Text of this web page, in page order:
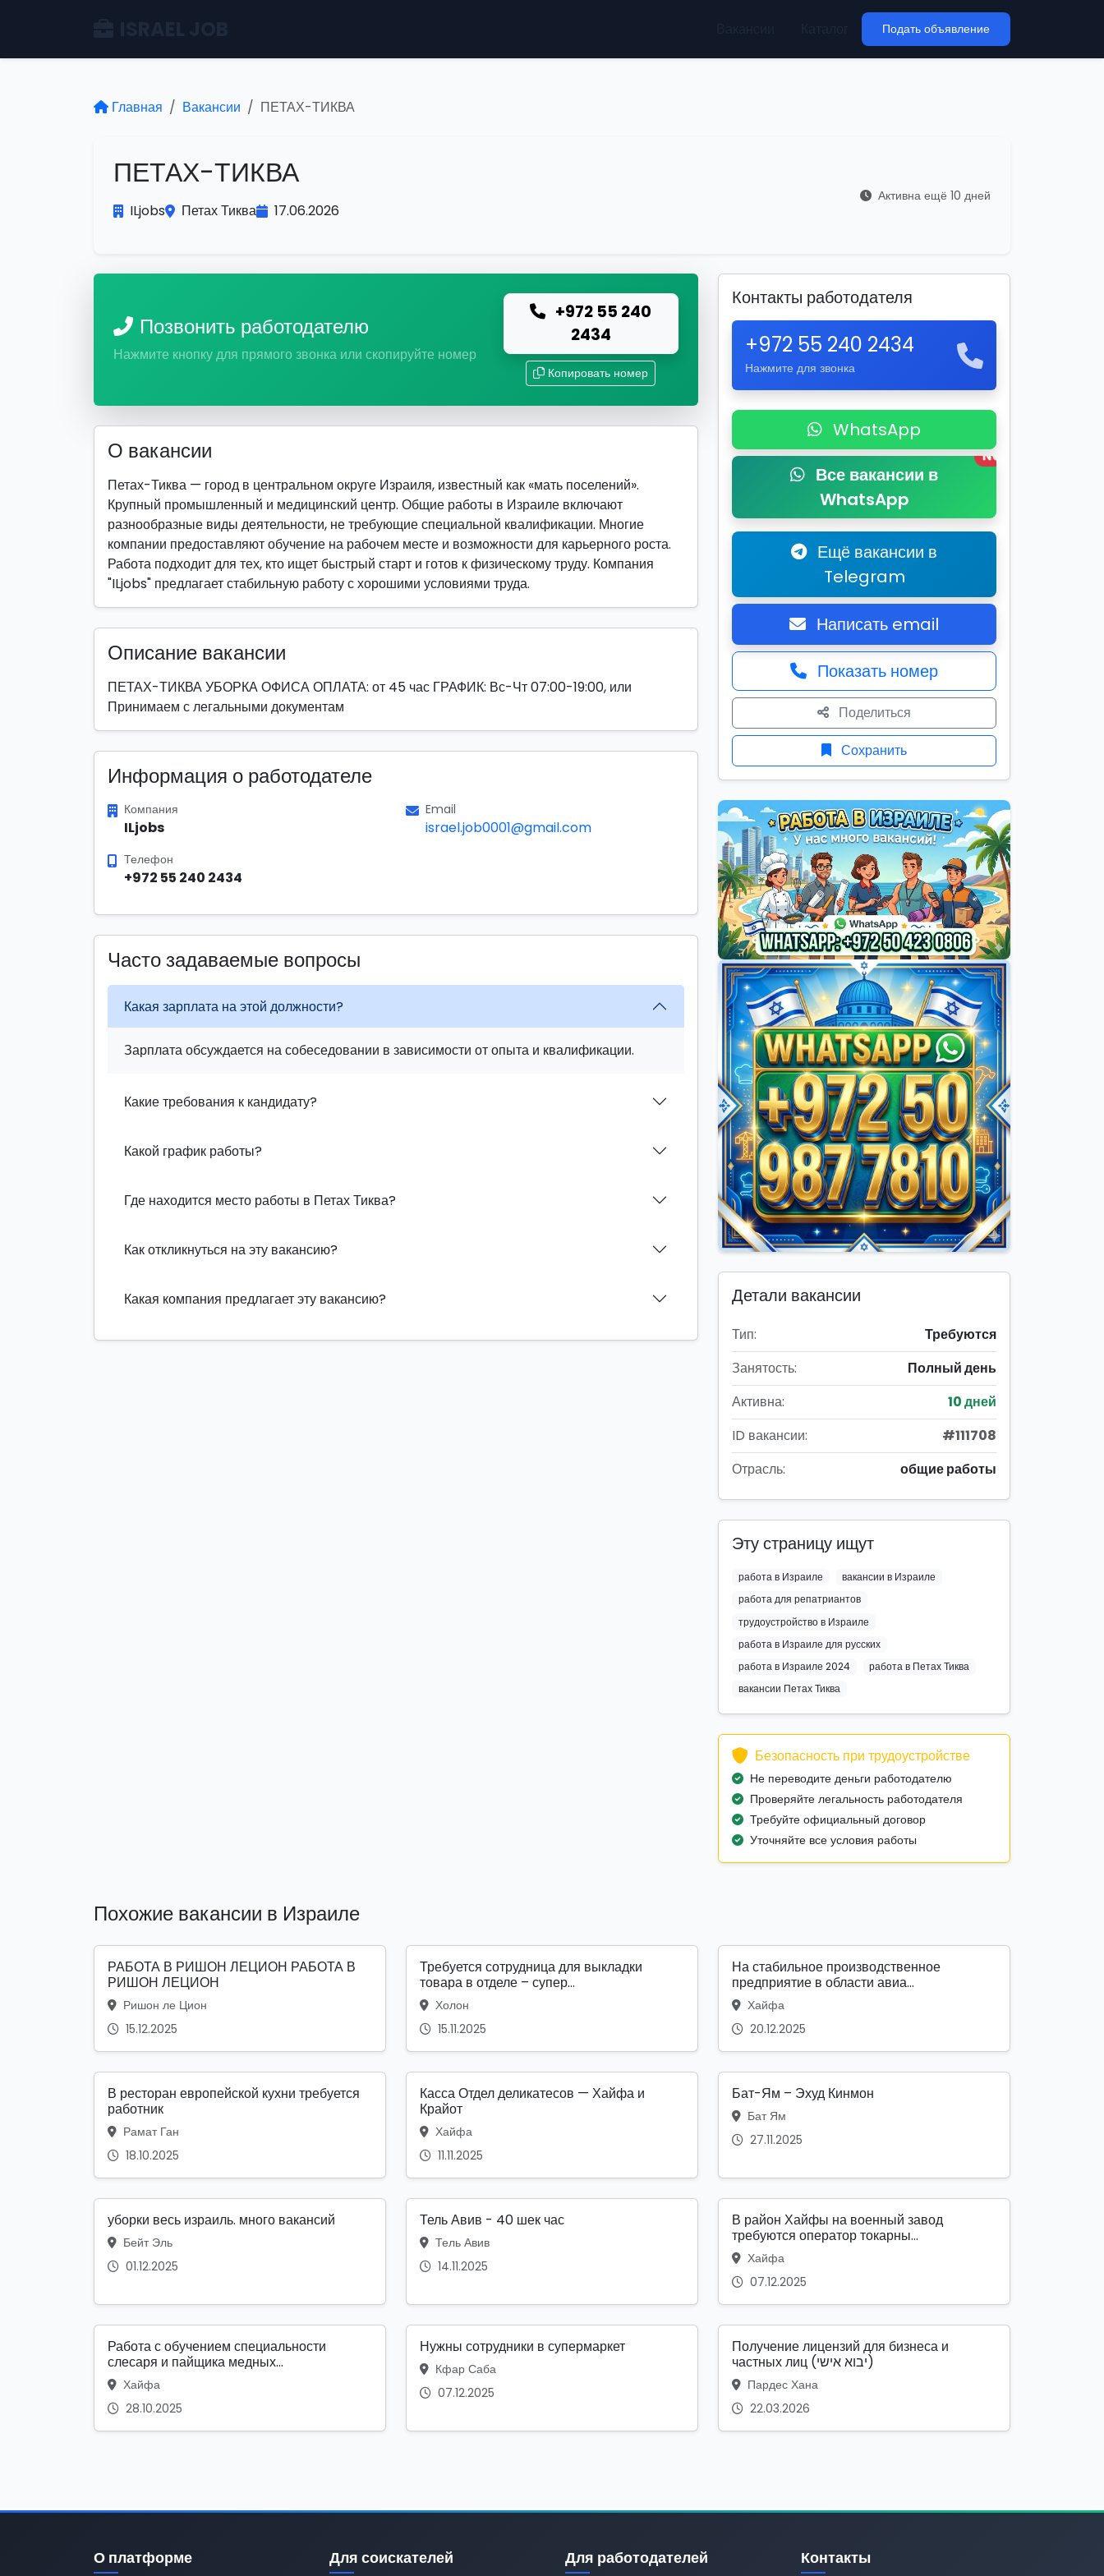
Подать объявление
Главная Вакансии ПЕТАХ-ТИКВА
ПЕТАХ-ТИКВА
ILjobs Петах Тиква 17.06.2026
Активна ещё 10 дней
Позвонить работодателю
Нажмите кнопку для прямого звонка или скопируйте номер
+972 55 240
2434
Копировать номер
О вакансии
Петах-Тиква — город в центральном округе Израиля, известный как «мать поселений».
Крупный промышленный и медицинский центр. Общие работы в Израиле включают
разнообразные виды деятельности, не требующие специальной квалификации. Многие
компании предоставляют обучение на рабочем месте и возможности для карьерного роста.
Работа подходит для тех, кто ищет быстрый старт и готов к физическому труду. Компания
"ILjobs" предлагает стабильную работу с хорошими условиями труда.
Описание вакансии
ПЕТАХ-ТИКВА УБОРКА ОФИСА ОПЛАТА: от 45 час ГРАФИК: Вс-Чт 07:00-19:00, или
Принимаем с легальными документам
Информация о работодателе
Компания
ILjobs
Email
israel.job0001@gmail.com
Телефон
+972 55 240 2434
Часто задаваемые вопросы
Какая зарплата на этой должности?
Зарплата обсуждается на собеседовании в зависимости от опыта и квалификации.
Какие требования к кандидату?
Какой график работы?
Где находится место работы в Петах Тиква?
Как откликнуться на эту вакансию?
Какая компания предлагает эту вакансию?
Контакты работодателя
+972 55 240 2434
Нажмите для звонка
WhatsApp
Все вакансии в
WhatsApp
New
Ещё вакансии в
Telegram
Написать email
Показать номер
Поделиться
Сохранить
Детали вакансии
Тип:
Требуются
Занятость:
Полный день
Активна:
10 дней
ID вакансии:
#111708
Отрасль:
общие работы
Эту страницу ищут
работа в Израиле
вакансии в Израиле
работа для репатриантов
трудоустройство в Израиле
работа в Израиле для русских
работа в Израиле 2024
работа в Петах Тиква
вакансии Петах Тиква
Безопасность при трудоустройстве
Не переводите деньги работодателю
Проверяйте легальность работодателя
Требуйте официальный договор
Уточняйте все условия работы
Похожие вакансии в Израиле
РАБОТА В РИШОН ЛЕЦИОН РАБОТА В
РИШОН ЛЕЦИОН
Ришон ле Цион
15.12.2025
Требуется сотрудница для выкладки
товара в отделе – супер...
Холон
15.11.2025
На стабильное производственное
предприятие в области авиа...
Хайфа
20.12.2025
В ресторан европейской кухни требуется
работник
Рамат Ган
18.10.2025
Касса Отдел деликатесов — Хайфа и
Крайот
Хайфа
11.11.2025
Бат-Ям – Эхуд Кинмон
Бат Ям
27.11.2025
уборки весь израиль. много вакансий
Бейт Эль
01.12.2025
Тель Авив - 40 шек час
Тель Авив
14.11.2025
В район Хайфы на военный завод
требуются оператор токарны...
Хайфа
07.12.2025
Работа с обучением специальности
слесаря и пайщика медных...
Хайфа
28.10.2025
Нужны сотрудники в супермаркет
Кфар Саба
07.12.2025
Получение лицензий для бизнеса и
частных лиц (יבוא אישי)
Пардес Хана
22.03.2026
О платформе Для соискателей Для работодателей Контакты